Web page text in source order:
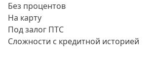
Без процентов
На карту
Под залог ПТС
Сложности с кредитной историей